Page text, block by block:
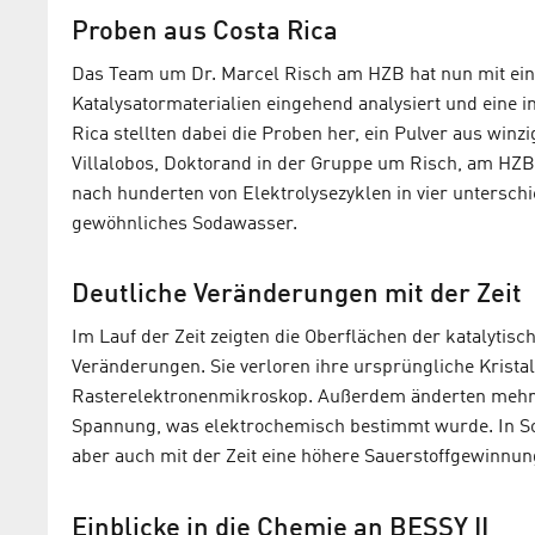
Proben aus Costa Rica
Das Team um Dr. Marcel Risch am HZB hat nun mit
Katalysatormaterialien eingehend analysiert und eine
Rica stellten dabei die Proben her, ein Pulver aus
Villalobos, Doktorand in der Gruppe um Risch, am
nach hunderten von Elektrolysezyklen in vier
gewöhnliches Sodawasser.
Deutliche Veränderungen mit der Zeit
Im Lauf der Zeit zeigten die Oberflächen der
Veränderungen. Sie verloren ihre ursprüngliche
Rasterelektronenmikroskop. Außerdem änderten
Spannung, was elektrochemisch bestimmt wurde. In
aber auch mit der Zeit eine höhere
Einblicke in die Chemie an BESSY II